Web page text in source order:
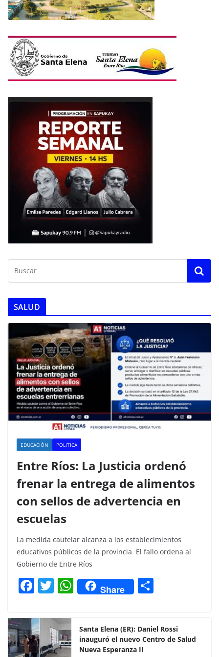
SALUD
EDUCACIÓN POLITICA
Entre Ríos: La Justicia ordenó
frenar la entrega de alimentos
con sellos de advertencia en
escuelas
La medida cautelar alcanza a los establecimientos
educativos públicos de la provincia El fallo ordena al
Gobierno de Entre Ríos
F
c
e
b
T
itt
er
W
h
s
A
Share
p
ar
Santa Elena (ER): Daniel Rossi
inauguró el nuevo Centro de Salud
Nueva Esperanza II